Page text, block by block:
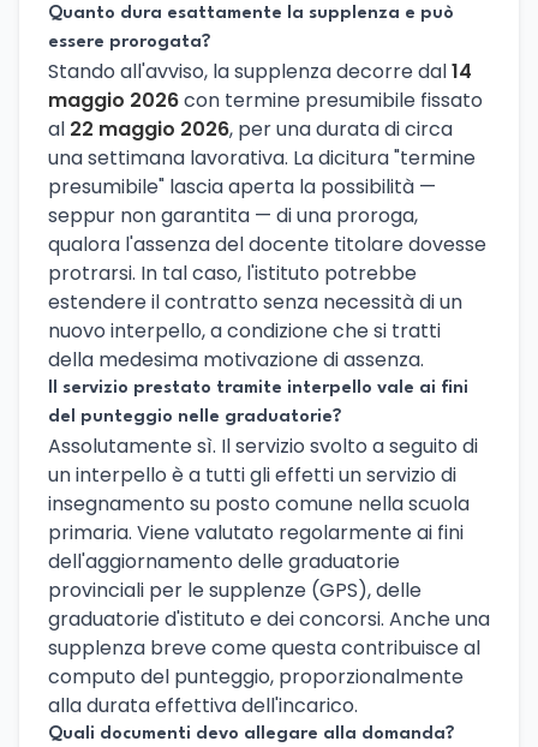
Quanto dura esattamente la supplenza e può
essere prorogata?
Stando all'avviso, la supplenza decorre dal14
maggio 2026con termine presumibile fissato
al 22 maggio 2026, per una durata di circa
una settimana lavorativa. La dicitura "termine
presumibile" lascia aperta la possibilità —
seppur non garantita — di una proroga,
qualora l'assenza del docente titolare dovesse
protrarsi. In tal caso, l'istituto potrebbe
estendere il contratto senza necessità di un
nuovo interpello, a condizione che si tratti
della medesima motivazione di assenza.
Il servizio prestato tramite interpello vale ai fini
del punteggio nelle graduatorie?
Assolutamente sì. Il servizio svolto a seguito di
un interpello è a tutti gli effetti un servizio di
insegnamento su posto comune nella scuola
primaria. Viene valutato regolarmente ai fini
dell'aggiornamento delle graduatorie
provinciali per le supplenze (GPS), delle
graduatorie d'istituto e dei concorsi. Anche una
supplenza breve come questa contribuisce al
computo del punteggio, proporzionalmente
alla durata effettiva dell'incarico.
Quali documenti devo allegare alla domanda?